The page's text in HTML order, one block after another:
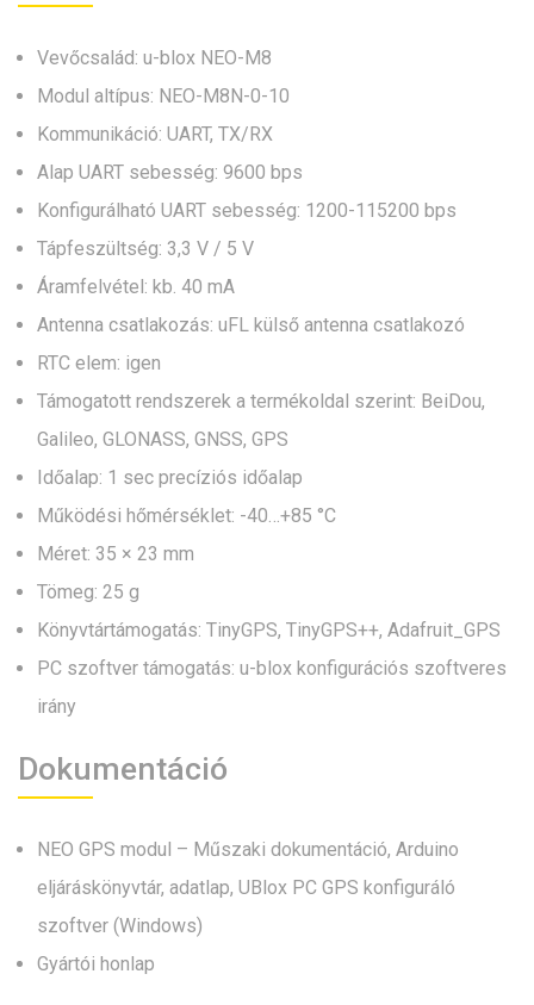
Vevőcsalád: u-blox NEO-M8
Modul altípus: NEO-M8N-0-10
Kommunikáció: UART, TX/RX
Alap UART sebesség: 9600 bps
Konfigurálható UART sebesség: 1200-115200 bps
Tápfeszültség: 3,3 V / 5 V
Áramfelvétel: kb. 40 mA
Antenna csatlakozás: uFL külső antenna csatlakozó
RTC elem: igen
Támogatott rendszerek a termékoldal szerint: BeiDou,
Galileo, GLONASS, GNSS, GPS
Időalap: 1 sec precíziós időalap
Működési hőmérséklet: -40…+85 °C
Méret: 35 × 23 mm
Tömeg: 25 g
Könyvtártámogatás: TinyGPS, TinyGPS++, Adafruit_GPS
PC szoftver támogatás: u-blox konfigurációs szoftveres
irány
Dokumentáció
NEO GPS modul – Műszaki dokumentáció, Arduino
eljáráskönyvtár, adatlap, UBlox PC GPS konfiguráló
szoftver (Windows)
Gyártói honlap